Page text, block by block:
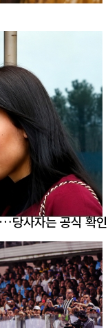
당사자는 공식 확인